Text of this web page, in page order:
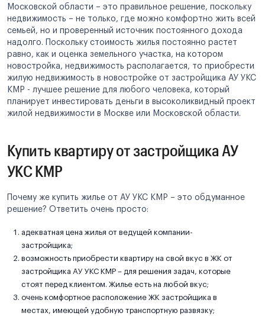
Московской области – это правильное решение, поскольку
недвижимость – не только, где можно комфортно жить всей
семьей, но и проверенный источник постоянного дохода
надолго. Поскольку стоимость жилья постоянно растет
равно, как и оценка земельного участка, на котором
новостройка, недвижимость располагается, то приобрести
жилую недвижимость в новостройке от застройщика АУ УКС
КМР - лучшее решение для любого человека, который
планирует инвестировать деньги в высоколиквидный проект
жилой недвижимости в Москве или Московской области.
Купить квартиру от застройщика АУ
УКС КМР
Почему же купить жилье от АУ УКС КМР – это обдуманное
решение? Ответить очень просто:
адекватная цена жилья от ведущей компании-
застройщика;
возможность приобрести квартиру на свой вкус в ЖК от
застройщика АУ УКС КМР – для решения задач, которые
стоят перед клиентом. Жилье есть на любой вкус;
очень комфортное расположение ЖК застройщика в
местах, имеющей удобную транспортную развязку;